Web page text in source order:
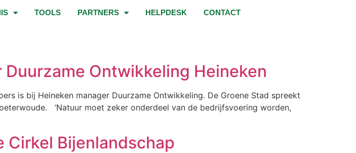
TOOLS PARTNERS HELPDESK CONTACT
Ontwikkeling Heineken
is bij Heineken manager Duurzame Ontwikkeling. De Groene Stad spreekt
‘Natuur moet zeker onderdeel van de bedrijfsvoering worden,
Cirkel Bijenlandschap